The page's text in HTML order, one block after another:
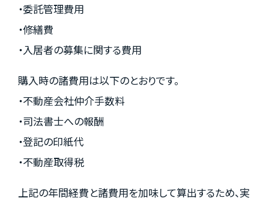
・委託管理費用
・修繕費
・入居者の募集に関する費用
購入時の諸費用は以下のとおりです。
・不動産会社仲介手数料
・司法書士への報酬
・登記の印紙代
・不動産取得税
上記の年間経費と諸費用を加味して算出するため、実